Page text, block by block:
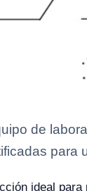
de
para
ideal